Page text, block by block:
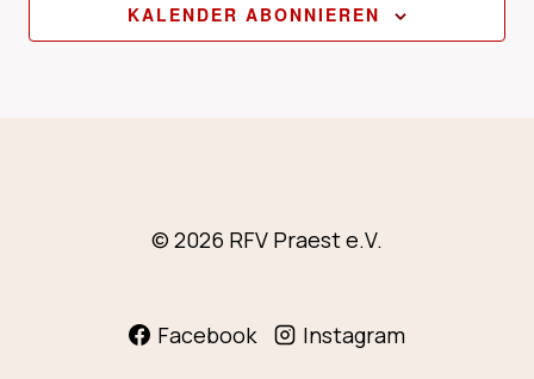
KALENDER ABONNIEREN
© 2026 RFV Praest e.V.
Facebook Instagram